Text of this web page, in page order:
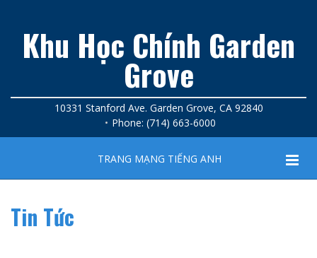
Khu Học Chính Garden
Grove
10331 Stanford Ave. Garden Grove, CA 92840
Phone: (714) 663-6000
TRANG MẠNG TIẾNG ANH
Tin Tức